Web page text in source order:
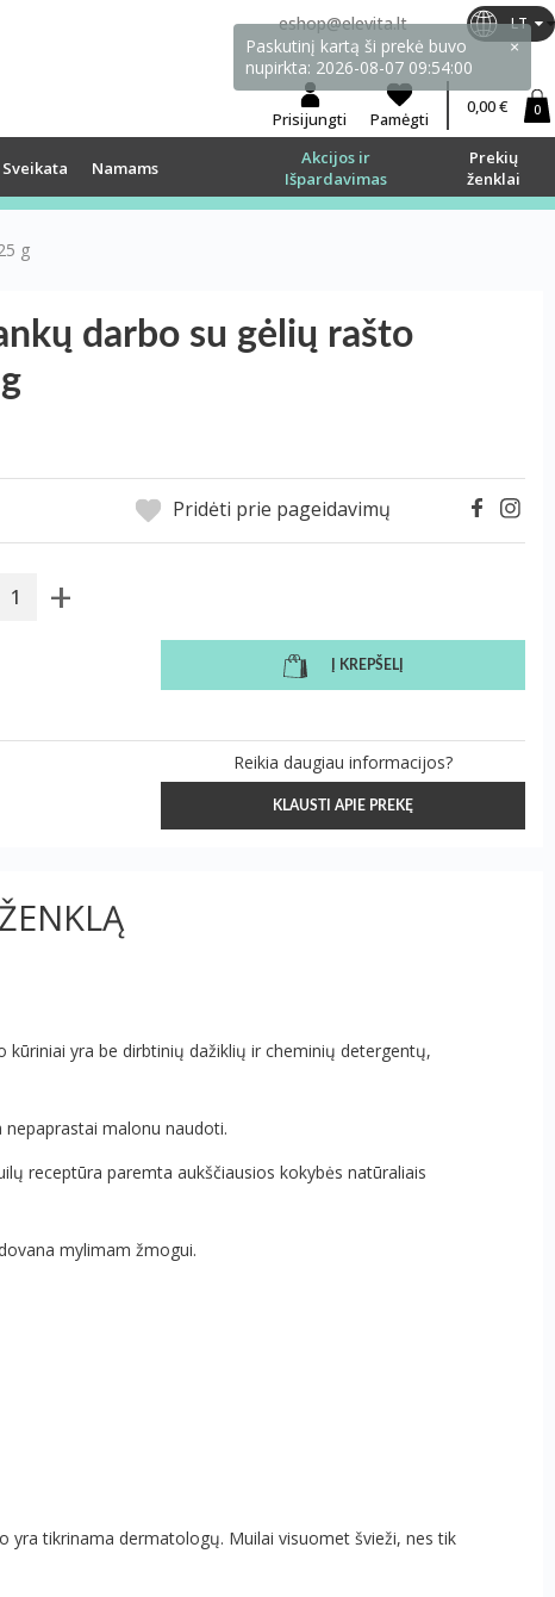
eshop@elevita.lt LT
Prisijungti Pamėgti
0,00 € 0
Sveikata Namams
Akcijos ir
Išpardavimas
Prekių
ženklai
g
darbo su gėlių rašto
Pridėti prie pageidavimų
+
Į KREPŠELĮ
Reikia daugiau informacijos?
KLAUSTI APIE PREKĘ
kūriniai yra be dirbtinių dažiklių ir cheminių detergentų,
malonu naudoti.
receptūra paremta aukščiausios kokybės natūraliais
mylimam žmogui.
yra tikrinama dermatologų. Muilai visuomet švieži, nes tik